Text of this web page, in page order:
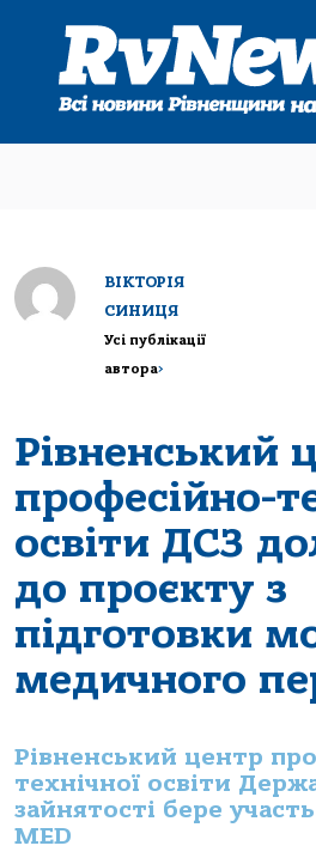
ВІКТОРІЯ
СИНИЦЯ
Усі публікації
автора>
Рівненський
професійно-
освіти ДСЗ
до проєкту з
підготовки
медичного
Рівненський центр
технічної освіти
зайнятості бере
MED